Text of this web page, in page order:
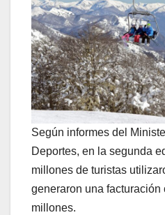
Según informes del
Deportes, en la segunda
millones de turistas
generaron una facturación
millones.